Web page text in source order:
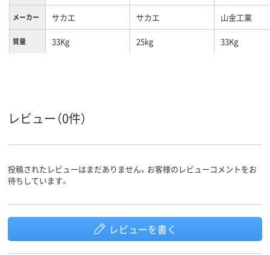
メーカー サカエ サカエ 山金工業
質量 33Kg 25kg 33Kg
レビュー（0件）
投稿されたレビューはまだありません。お客様のレビューコメントをお
待ちしています。
レビューを書く